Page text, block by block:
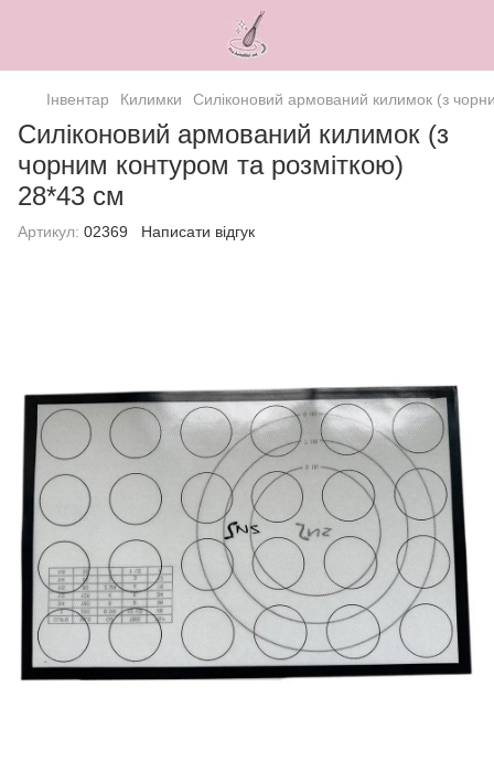
Інвентар Килимки Силіконовий армований килимок (з
Силіконовий армований килимок (з
чорним контуром та розміткою)
28*43 см
Артикул: 02369 Написати відгук